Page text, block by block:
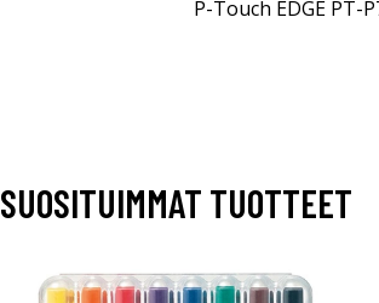
P-Touch EDGE PT-
SUOSITUIMMAT TUOTTEET